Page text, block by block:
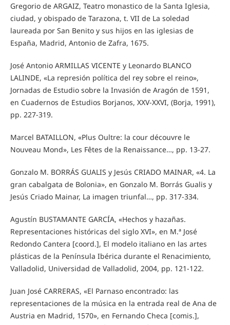
Gregorio de ARGAIZ, Teatro monastico de la Santa Iglesia,
ciudad, y obispado de Tarazona, t. VII de La soledad
laureada por San Benito y sus hijos en las iglesias de
España, Madrid, Antonio de Zafra, 1675.
José Antonio ARMILLAS VICENTE y Leonardo BLANCO
LALINDE, «La represión política del rey sobre el reino»,
Jornadas de Estudio sobre la Invasión de Aragón de 1591,
en Cuadernos de Estudios Borjanos, XXV-XXVI, (Borja, 1991),
pp. 227-319.
Marcel BATAILLON, «Plus Oultre: la cour découvre le
Nouveau Mond», Les Fêtes de la Renaissance…, pp. 13-27.
Gonzalo M. BORRÁS GUALIS y Jesús CRIADO MAINAR, «4. La
gran cabalgata de Bolonia», en Gonzalo M. Borrás Gualis y
Jesús Criado Mainar, La imagen triunfal…, pp. 317-334.
Agustín BUSTAMANTE GARCÍA, «Hechos y hazañas.
Representaciones históricas del siglo XVI», en M.ª José
Redondo Cantera [coord.], El modelo italiano en las artes
plásticas de la Península Ibérica durante el Renacimiento,
Valladolid, Universidad de Valladolid, 2004, pp. 121-122.
Juan José CARRERAS, «El Parnaso encontrado: las
representaciones de la música en la entrada real de Ana de
Austria en Madrid, 1570», en Fernando Checa [comis.],